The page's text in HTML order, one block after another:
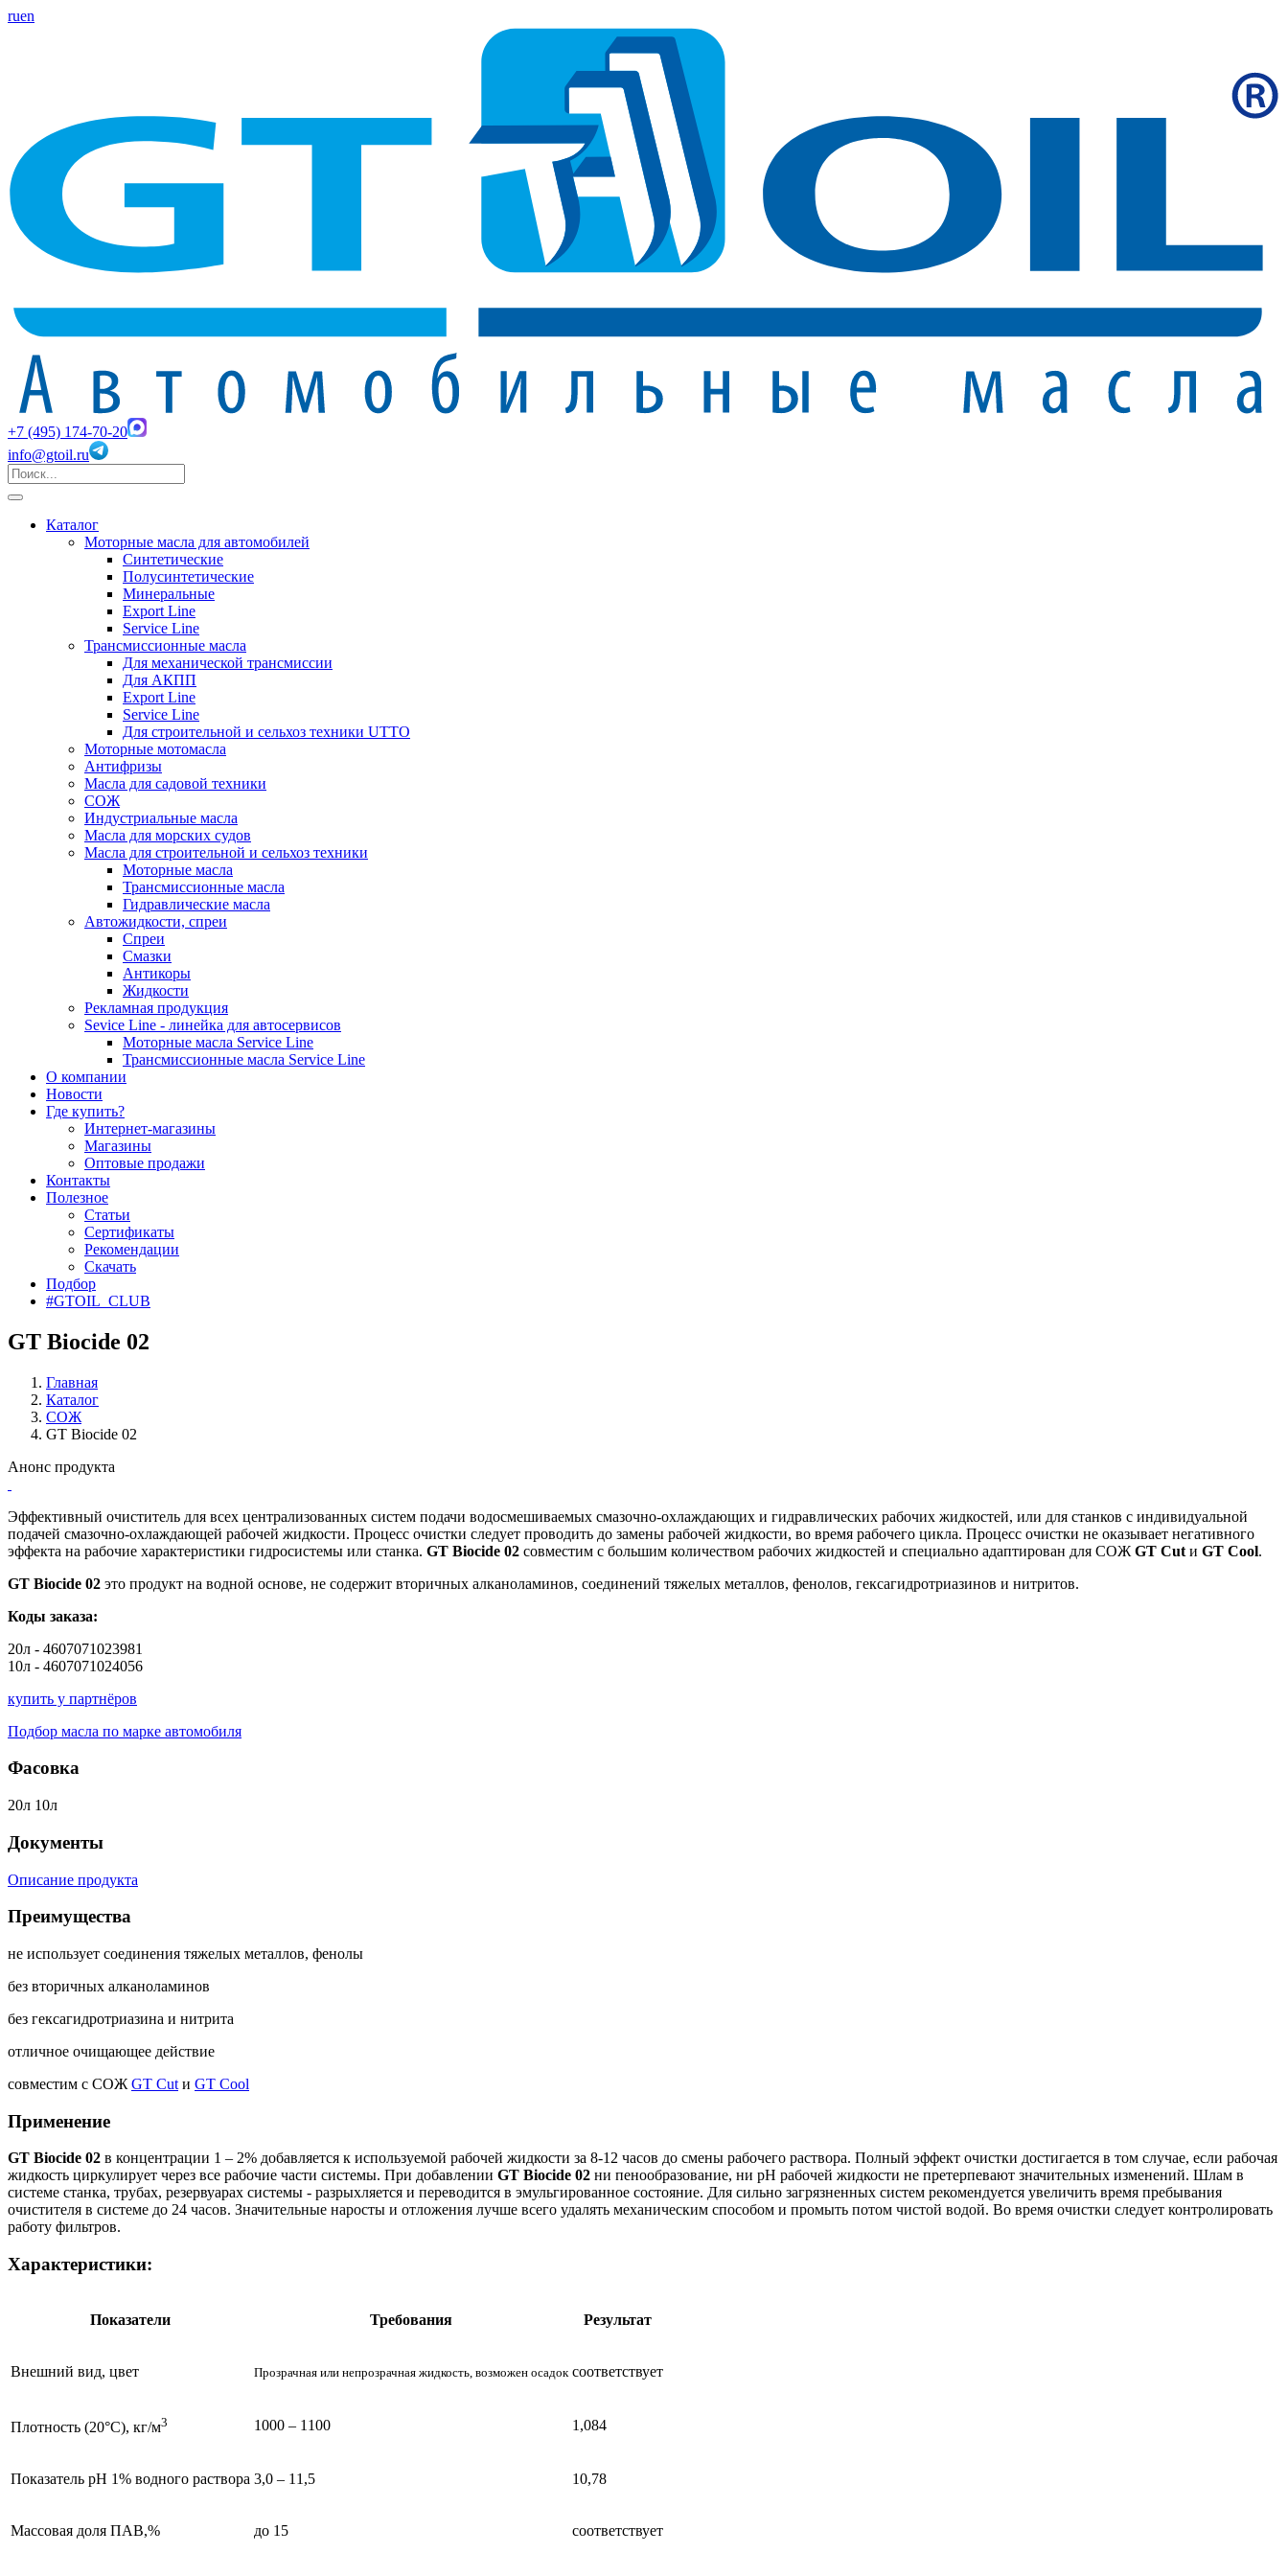
ruen
+7 (495) 174-70-20
info@gtoil.ru
Каталог
Моторные масла для автомобилей
Синтетические
Полусинтетические
Минеральные
Export Line
Service Line
Трансмиссионные масла
Для механической трансмиссии
Для АКПП
Export Line
Service Line
Для строительной и сельхоз техники UTTO
Моторные мотомасла
Антифризы
Масла для садовой техники
СОЖ
Индустриальные масла
Масла для морских судов
Масла для строительной и сельхоз техники
Моторные масла
Трансмиссионные масла
Гидравлические масла
Автожидкости, спреи
Спреи
Смазки
Антикоры
Жидкости
Рекламная продукция
Sevice Line - линейка для автосервисов
Моторные масла Service Line
Трансмиссионные масла Service Line
О компании
Новости
Где купить?
Интернет-магазины
Магазины
Оптовые продажи
Контакты
Полезное
Статьи
Сертификаты
Рекомендации
Скачать
Подбор
#GTOIL_CLUB
GT Biocide 02
Главная
Каталог
СОЖ
GT Biocide 02
Анонс продукта
Эффективный очиститель для всех централизованных систем подачи водосмешиваемых смазочно-охлаждающих и гидравлических рабочих жидкостей, или для станков с индивидуальной
подачей смазочно-охлаждающей рабочей жидкости. Процесс очистки следует проводить до замены рабочей жидкости, во время рабочего цикла. Процесс очистки не оказывает негативного
эффекта на рабочие характеристики гидросистемы или станка. GT Biocide 02 совместим с большим количеством рабочих жидкостей и специально адаптирован для СОЖ GT Cut и GT Cool.
GT Biocide 02 это продукт на водной основе, не содержит вторичных алканоламинов, соединений тяжелых металлов, фенолов, гексагидротриазинов и нитритов.
Коды заказа:
20л - 4607071023981
10л - 4607071024056
купить у партнёров
Подбор масла по марке автомобиля
Фасовка
20л 10л
Документы
Описание продукта
Преимущества
не использует соединения тяжелых металлов, фенолы
без вторичных алканоламинов
без гексагидротриазина и нитрита
отличное очищающее действие
совместим с СОЖ GT Cut и GT Cool
Применение
GT Biocide 02 в концентрации 1 – 2% добавляется к используемой рабочей жидкости за 8-12 часов до смены рабочего раствора. Полный эффект очистки достигается в том случае, если рабочая
жидкость циркулирует через все рабочие части системы. При добавлении GT Biocide 02 ни пенообразование, ни pH рабочей жидкости не претерпевают значительных изменений. Шлам в
системе станка, трубах, резервуарах системы - разрыхляется и переводится в эмульгированное состояние. Для сильно загрязненных систем рекомендуется увеличить время пребывания
очистителя в системе до 24 часов. Значительные наросты и отложения лучше всего удалять механическим способом и промыть потом чистой водой. Во время очистки следует контролировать
работу фильтров.
Характеристики:
Показатели Требования Результат
Внешний вид, цвет Прозрачная или непрозрачная жидкость, возможен осадок соответствует
Плотность (20°С), кг/м3 1000 – 1100 1,084
Показатель pH 1% водного раствора 3,0 – 11,5 10,78
Массовая доля ПАВ,% до 15 соответствует